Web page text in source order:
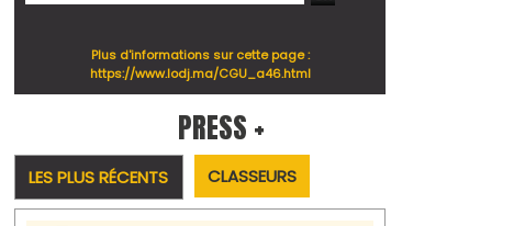
Plus d'informations sur cette page :
https://www.lodj.ma/CGU_a46.html
PRESS +
LES PLUS RÉCENTS CLASSEURS